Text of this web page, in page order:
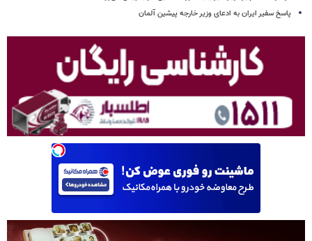
پاسخ سفیر ایران به ادعای وزیر خارجه پیشین آلمان